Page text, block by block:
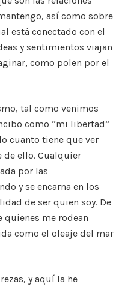
así como sobre
está conectado con el
y sentimientos viajan
como polen por el
tal como venimos
como “mi libertad”
cuanto tiene que ver
de ello. Cualquier
por las
y se encarna en los
de ser quien soy. De
me rodean
como el oleaje del mar
y aquí la he